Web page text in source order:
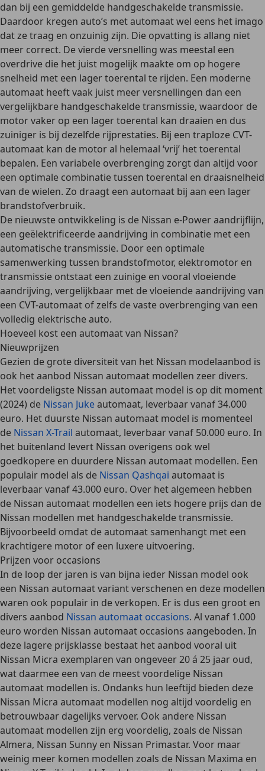
dan bij een gemiddelde handgeschakelde transmissie.
Daardoor kregen auto’s met automaat wel eens het imago
dat ze traag en onzuinig zijn. Die opvatting is allang niet
meer correct. De vierde versnelling was meestal een
overdrive die het juist mogelijk maakte om op hogere
snelheid met een lager toerental te rijden. Een moderne
automaat heeft vaak juist meer versnellingen dan een
vergelijkbare handgeschakelde transmissie, waardoor de
motorvaker op een lager toerental kan draaien en dus
zuiniger is bij dezelfde rijprestaties. Bij een traploze CVT-
automaat kan de motor al helemaal ‘vrij’ het toerental
bepalen. Een variabele overbrenging zorgt dan altijd voor
een optimale combinatie tussen toerental en draaisnelheid
van de wielen. Zo draagt een automaat bij aan een lager
brandstofverbruik.
De nieuwste ontwikkeling is de Nissan e-Power aandrijflijn,
een geëlektrificeerde aandrijving in combinatie met een
automatische transmissie. Door een optimale
samenwerking tussen brandstofmotor, elektromotor en
transmissie ontstaat een zuinige en vooral vloeiende
aandrijving, vergelijkbaar met de vloeiende aandrijving van
een CVT-automaat of zelfs de vaste overbrenging van een
volledig elektrische auto.
Hoeveel kost een automaat van Nissan?
Nieuwprijzen
Gezien de grote diversiteit van het Nissan modelaanbod is
ook het aanbod Nissan automaat modellen zeer divers.
Het voordeligste Nissan automaat model is op dit moment
(2024) de Nissan Jukeautomaat, leverbaarvanaf 34.000
euro. Het duurste Nissan automaat model is momenteel
de Nissan X-Trail automaat, leverbaarvanaf 50.000 euro. In
het buitenland levert Nissan overigens ook wel
goedkopere en duurdere Nissan automaat modellen. Een
populair model als de Nissan Qashqai automaat is
leverbaarvanaf 43.000 euro. Over het algemeen hebben
de Nissan automaat modellen een iets hogere prijs dan de
Nissan modellen met handgeschakelde transmissie.
Bijvoorbeeld omdat de automaat samenhangt met een
krachtigere motor of een luxere uitvoering.
Prijzen voor occasions
In de loop der jaren is van bijna ieder Nissan model ook
een Nissan automaat variant verschenen en deze modellen
waren ook populair in de verkopen. Er is dus een groot en
divers aanbod Nissan automaat occasions. Al vanaf 1.000
euro worden Nissan automaat occasions aangeboden. In
deze lagere prijsklasse bestaat het aanbod vooral uit
Nissan Micra exemplaren van ongeveer 20 á 25 jaar oud,
wat daarmee een van de meest voordelige Nissan
automaat modellen is. Ondanks hun leeftijd bieden deze
Nissan Micra automaat modellen nog altijd voordelig en
betrouwbaar dagelijks vervoer. Ook andere Nissan
automaat modellen zijn erg voordelig, zoals de Nissan
Almera, Nissan Sunny en Nissan Primastar. Voor maar
weinig meer komen modellen zoals de Nissan Maxima en